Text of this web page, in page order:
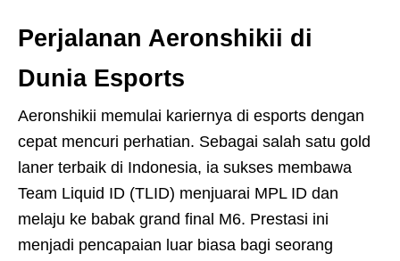
Perjalanan Aeronshikii di
Dunia Esports
Aeronshikii memulai kariernya di esports dengan
cepat mencuri perhatian. Sebagai salah satu gold
laner terbaik di Indonesia, ia sukses membawa
Team Liquid ID (TLID) menjuarai MPL ID dan
melaju ke babak grand final M6. Prestasi ini
menjadi pencapaian luar biasa bagi seorang